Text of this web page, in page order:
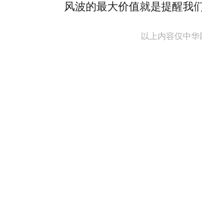
风波的最大价值就是提醒我
以上内容仅中